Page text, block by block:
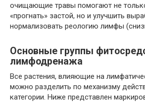
очищающие травы помогают не
«прогнать» застой, но и улучшить
нормализовать реологию лимфы
Основные группы
лимфодренажа
Все растения, влияющие на
можно разделить по механизму
категории. Ниже представлен